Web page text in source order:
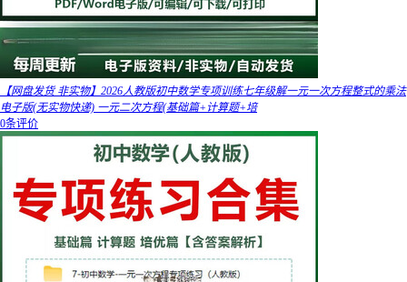
【网盘发货 非实物】2026人教版初中数学专项训练七年级解一元一次方程整式的乘法
电子版(无实物快递) 一元二次方程(基础篇+计算题+培
0条评价